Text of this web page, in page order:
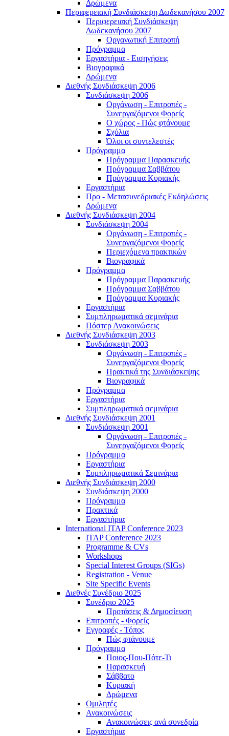
Δρώμενα
Περιφερειακή Συνδιάσκεψη Δωδεκανήσου 2007
Περιφερειακή Συνδιάσκεψη
Δωδεκανήσου 2007
Οργανωτική Επιτροπή
Πρόγραμμα
Εργαστήρια - Εισηγήσεις
Βιογραφικά
Δρώμενα
Διεθνής Συνδιάσκεψη 2006
Συνδιάσκεψη 2006
Οργάνωση - Επιτροπές -
Συνεργαζόμενοι Φορείς
Ο χώρος - Πώς φτάνουμε
Σχόλια
Όλοι οι συντελεστές
Πρόγραμμα
Πρόγραμμα Παρασκευής
Πρόγραμμα Σαββάτου
Πρόγραμμα Κυριακής
Εργαστήρια
Προ - Μετασυνεδριακές Εκδηλώσεις
Δρώμενα
Διεθνής Συνδιάσκεψη 2004
Συνδιάσκεψη 2004
Οργάνωση - Επιτροπές -
Συνεργαζόμενοι Φορείς
Περιεχόμενα πρακτικών
Βιογραφικά
Πρόγραμμα
Πρόγραμμα Παρασκευής
Πρόγραμμα Σαββάτου
Πρόγραμμα Κυριακής
Εργαστήρια
Συμπληρωματικά σεμινάρια
Πόστερ Ανακοινώσεις
Διεθνής Συνδιάσκεψη 2003
Συνδιάσκεψη 2003
Οργάνωση - Επιτροπές -
Συνεργαζόμενοι Φορείς
Πρακτικά της Συνδιάσκεψης
Βιογραφικά
Πρόγραμμα
Εργαστήρια
Συμπληρωματικά σεμινάρια
Διεθνής Συνδιάσκεψη 2001
Συνδιάσκεψη 2001
Οργάνωση - Επιτροπές -
Συνεργαζόμενοι Φορείς
Πρόγραμμα
Εργαστήρια
Συμπληρωματικά Σεμινάρια
Διεθνής Συνδιάσκεψη 2000
Συνδιάσκεψη 2000
Πρόγραμμα
Πρακτικά
Εργαστήρια
International ITAP Conference 2023
ITAP Conference 2023
Programme & CVs
Workshops
Special Interest Groups (SIGs)
Registration - Venue
Site Specific Events
Διεθνές Συνέδριο 2025
Συνέδριο 2025
Προτάσεις & Δημοσίευση
Επιτροπές - Φορείς
Εγγραφές - Τόπος
Πώς φτάνουμε
Πρόγραμμα
Ποιος-Που-Πότε-Τι
Παρασκευή
Σάββατο
Κυριακή
Δρώμενα
Ομιλητές
Ανακοινώσεις
Ανακοινώσεις ανά συνεδρία
Εργαστήρια